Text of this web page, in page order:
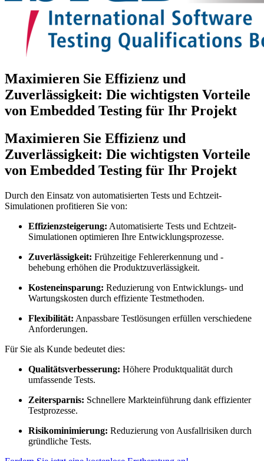
Maximieren Sie Effizienz und
Zuverlässigkeit: Die wichtigsten Vorteile
von Embedded Testing für Ihr Projekt
Maximieren Sie Effizienz und
Zuverlässigkeit: Die wichtigsten Vorteile
von Embedded Testing für Ihr Projekt
Durch den Einsatz von automatisierten Tests und Echtzeit-
Simulationen profitieren Sie von:
Effizienzsteigerung: Automatisierte Tests und Echtzeit-
Simulationen optimieren Ihre Entwicklungsprozesse.
Zuverlässigkeit: Frühzeitige Fehlererkennung und -
behebung erhöhen die Produktzuverlässigkeit.
Kosteneinsparung: Reduzierung von Entwicklungs- und
Wartungskosten durch effiziente Testmethoden.
Flexibilität: Anpassbare Testlösungen erfüllen verschiedene
Anforderungen.
Für Sie als Kunde bedeutet dies:
Qualitätsverbesserung: Höhere Produktqualität durch
umfassende Tests.
Zeitersparnis: Schnellere Markteinführung dank effizienter
Testprozesse.
Risikominimierung: Reduzierung von Ausfallrisiken durch
gründliche Tests.